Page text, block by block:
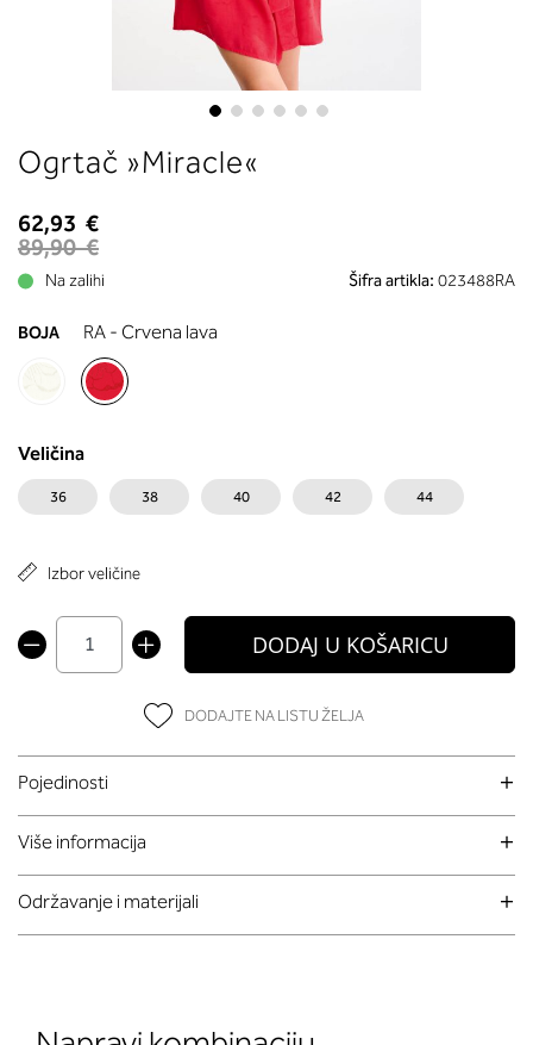
to
beginning
of
the
images
gallery
Ogrtač »Miracle«
62,93 €
89,90 €
Na zalihi Šifra artikla: 023488RA
BOJA RA - Crvena lava
Veličina
36 38 40 42 44
Izbor veličine
DODAJ U KOŠARICU
DODAJTE NA LISTU ŽELJA
Pojedinosti
Više informacija
Održavanje i materijali
boste prebrali, katera globina
ustreza vaši meri (A, B …) – iščite v
stolpcu, ki ste ga določili s
obsegom.